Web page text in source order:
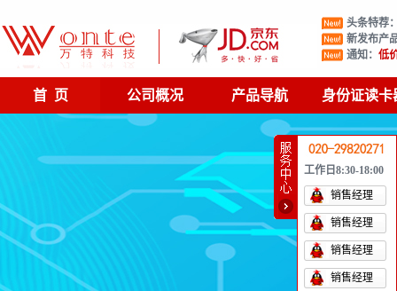
头条特荐
新发布产
通知： 低
首 页 公司概况 产品导航 身份证读卡
工作日8:30-18:00
销售经理
销售经理
销售经理
销售经理